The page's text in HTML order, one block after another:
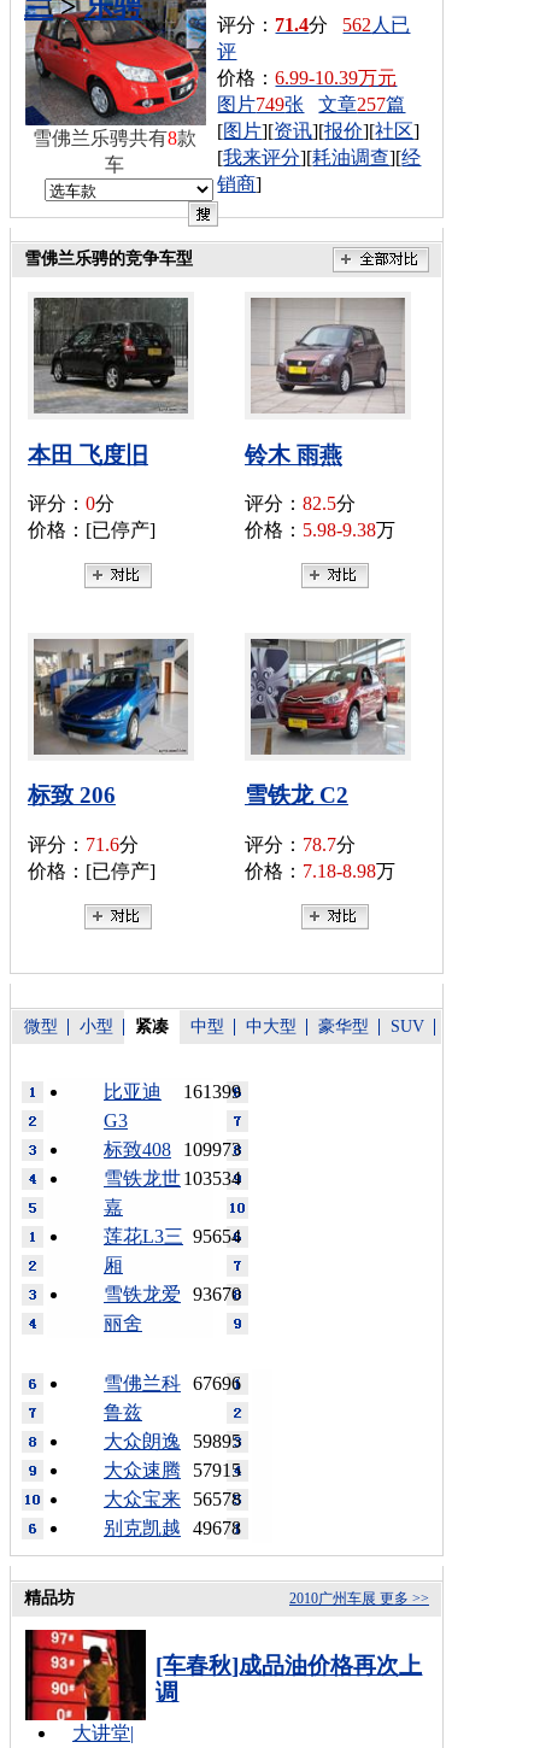
评分： 71.4分 562 人已
评
价格：6.99-10.39万元
图片749张 文章257篇
[图片][资讯][报价][社区]
[我来评分][耗油调查][经
销商]
雪佛兰乐骋共有8款
车
雪佛兰乐骋的竞争车型
本田 飞度旧
评分： 0分
价格：[已停产]
铃木 雨燕
评分： 82.5分
价格： 5.98-9.38万
标致 206
评分： 71.6分
价格：[已停产]
雪铁龙 C2
评分： 78.7分
价格： 7.18-8.98万
微型 小型 紧凑 中型 中大型 豪华型 SUV
161399
比亚迪
G3
109973
标致408
103534
雪铁龙世
嘉
95654
莲花L3三
厢
93670
雪铁龙爱
丽舍
67696
雪佛兰科
鲁兹
59895
大众朗逸
57915
大众速腾
56578
大众宝来
49678
别克凯越
更多 >>
2010广州车展
精品坊
[车春秋]成品油价格再次上
调
大讲堂|